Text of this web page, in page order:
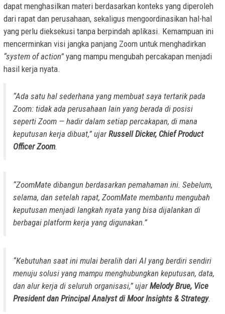
dapat menghasilkan materi berdasarkan konteks yang diperoleh
dari rapat dan perusahaan, sekaligus mengoordinasikan hal-hal
yang perlu dieksekusi tanpa berpindah aplikasi. Kemampuan ini
mencerminkan visi jangka panjang Zoom untuk menghadirkan
“system of action” yang mampu mengubah percakapan menjadi
hasil kerja nyata.
“Ada satu hal sederhana yang membuat saya tertarik pada
Zoom: tidak ada perusahaan lain yang berada di posisi
seperti Zoom — hadir dalam setiap percakapan, di mana
keputusan kerja dibuat,” ujarRussell Dicker, Chief Product
Officer Zoom.
“ZoomMate dibangun berdasarkan pemahaman ini. Sebelum,
selama, dan setelah rapat, ZoomMate membantu mengubah
keputusan menjadi langkah nyata yang bisa dijalankan di
berbagai platform kerja yang digunakan.”
“Kebutuhan saat ini mulai beralih dari AI yang berdiri sendiri
menuju solusi yang mampu menghubungkan keputusan, data,
dan alur kerja di seluruh organisasi,” ujarMelody Brue, Vice
President dan Principal Analyst di Moor Insights & Strategy.